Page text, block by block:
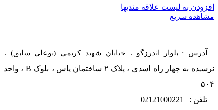
افزودن به لیست علاقه مندیها
مشاهده سریع
آدرس : بلوار اندرزگو ، خیابان شهید کریمی (بوعلی سابق) ،
نرسیده به چهار راه اسدی ، پلاک ۲ ساختمان یاس ، بلوک B ، واحد
۵۰۴
تلفن : 02121000221